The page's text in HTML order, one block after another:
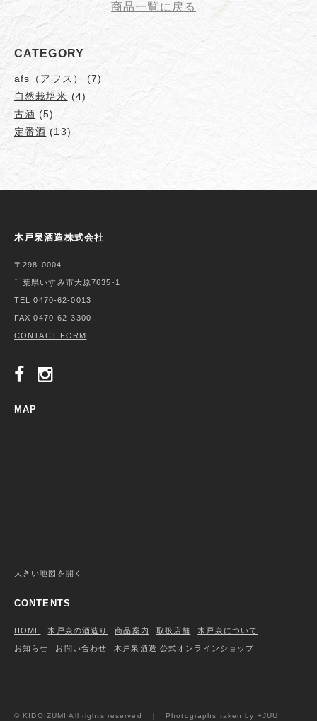
商品一覧に戻る
CATEGORY
afs（アフス）
(7)
自然栽培米 (4)
古酒 (5)
定番酒 (13)
木戸泉酒造株式会社
〒298-0004
千葉県いすみ市大原7635-1
TEL 0470-62-0013
FAX 0470-62-3300
CONTACT FORM
MAP
大きい地図を開く
CONTENTS
HOME 木戸泉の酒造り 商品案内 取扱店舗 木戸泉について
お知らせ お問い合わせ 木戸泉酒造 公式オンラインショップ
© KIDOIZUMI All rights reserved ｜ Photographs taken by +JUU